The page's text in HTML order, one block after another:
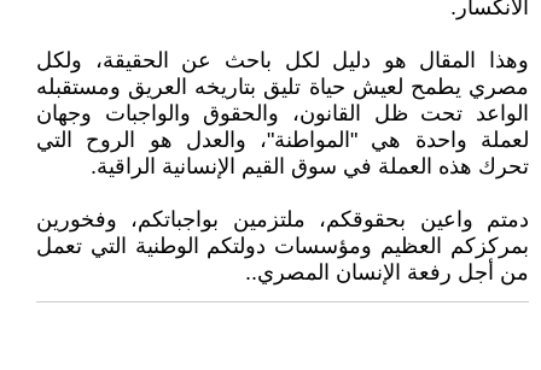
الانكسار.
وهذا المقال هو دليل لكل باحث عن الحقيقة، ولكل
مصري يطمح لعيش حياة تليق بتاريخه العريق ومستقبله
الواعد تحت ظل القانون، والحقوق والواجبات وجهان
لعملة واحدة هي "المواطنة"، والعدل هو الروح التي
تحرك هذه العملة في سوق القيم الإنسانية الراقية.
دمتم واعين بحقوقكم، ملتزمين بواجباتكم، وفخورين
بمركزكم العظيم ومؤسسات دولتكم الوطنية التي تعمل
من أجل رفعة الإنسان المصري..